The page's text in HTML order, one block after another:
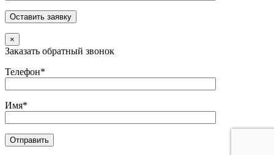
×
Заказать обратный звонок
Телефон*
Имя*